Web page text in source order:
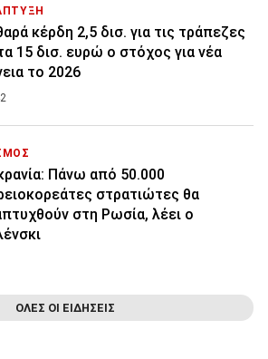
κέρδη 2,5 δισ. για τις τράπεζες
15 δισ. ευρώ ο στόχος για νέα
το 2026
Πάνω από 50.000
στρατιώτες θα
στη Ρωσία, λέει ο
ΟΛΕΣ ΟΙ ΕΙΔΗΣΕΙΣ